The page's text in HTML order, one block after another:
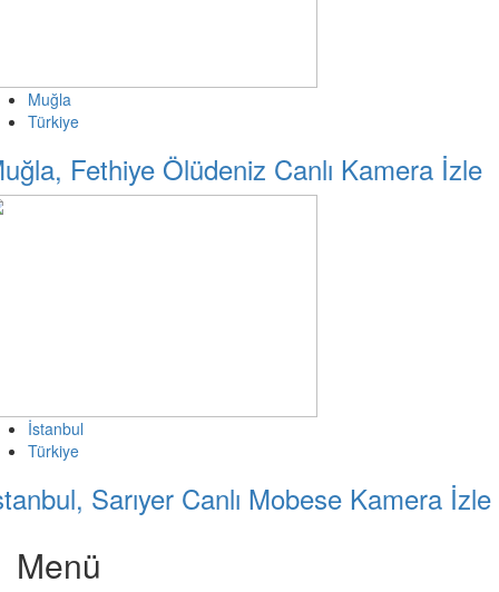
Muğla
Türkiye
Fethiye Ölüdeniz Canlı Kamera İzle
İstanbul
Türkiye
Sarıyer Canlı Mobese Kamera İzle
Menü